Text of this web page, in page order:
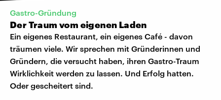
Gastro-Gründung
Der Traum vom eigenen Laden
Ein eigenes Restaurant, ein eigenes Café - davon
träumen viele. Wir sprechen mit Gründerinnen und
Gründern, die versucht haben, ihren Gastro-Traum
Wirklichkeit werden zu lassen. Und Erfolg hatten.
Oder gescheitert sind.